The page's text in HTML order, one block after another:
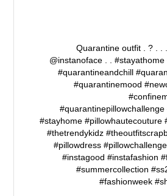
? Quarantine outfit . ? .
@instanoface . .
#quarantineandchill
#quarantinemood
#stayhome #pillowhautecouture
#thetrendykidz
#pillowdress
#instagood #instafashion
#summercollection
#fashionweek